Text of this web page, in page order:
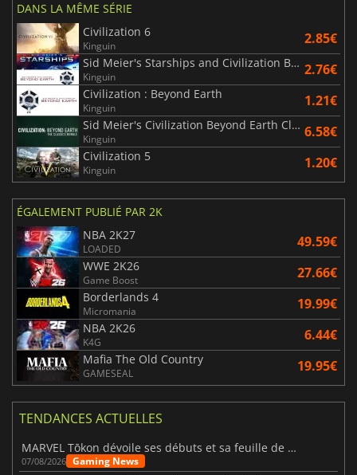
DANS LA MÊME SÉRIE
Civilization 6
Kinguin 2.85€
Sid Meier's Starships and Civilization Beyond Earth
Kinguin 2.76€
Civilization : Beyond Earth
Kinguin 1.21€
Sid Meier's Civilization Beyond Earth Classics Bundle
Kinguin 6.58€
Civilization 5
Kinguin 1.20€
ÉGALEMENT PUBLIÉ PAR 2K
NBA 2K27
LOADED 49.59€
WWE 2K26
Game Boost 27.66€
Borderlands 4
Micromania 19.99€
NBA 2K26
K4G 6.44€
Mafia The Old Country
GAMESEAL 19.95€
TENDANCES ACTUELLES
MARVEL Tōkon dévoile ses débuts et sa feuille de route
07/08/2026 Gaming News